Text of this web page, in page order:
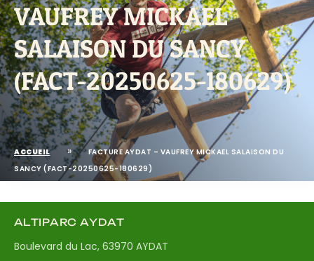
ANNIVERSAIRE
INFOS PRATIQUES
CONTACT
DEVIS EN LIGNE
VAUFREY MICKAEL
SALAISON DU SANCY
(FACT-20250625-180629)
ACCUEIL »
FACTURE AYDAT – VAUFREY MICKAEL SALAISON DU
SANCY (FACT-20250625-180629)
ALTIPARC AYDAT
Boulevard du Lac, 63970 AYDAT